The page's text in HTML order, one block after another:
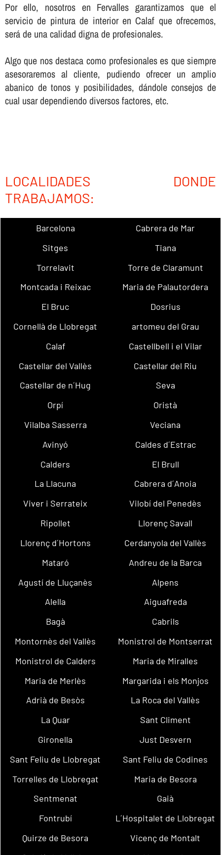
Por ello, nosotros en Fervalles garantizamos que el
servicio de pintura de interior en Calaf que ofrecemos,
será de una calidad digna de profesionales.
Algo que nos destaca como profesionales es que siempre
asesoraremos al cliente, pudiendo ofrecer un amplio
abanico de tonos y posibilidades, dándole consejos de
cual usar dependiendo diversos factores, etc.
LOCALIDADES DONDE
TRABAJAMOS:
Barcelona
Cabrera de Mar
Sitges
Tiana
Torrelavit
Torre de Claramunt
Montcada i Reixac
Maria de Palautordera
El Bruc
Dosrius
Cornellà de Llobregat
artomeu del Grau
Calaf
Castellbell i el Vilar
Castellar del Vallès
Castellar del Riu
Castellar de n´Hug
Seva
Orpí
Oristà
Vilalba Sasserra
Veciana
Avinyó
Caldes d´Estrac
Calders
El Brull
La Llacuna
Cabrera d´Anoia
Viver i Serrateix
Vilobí del Penedès
Ripollet
Llorenç Savall
Llorenç d´Hortons
Cerdanyola del Vallès
Mataró
Andreu de la Barca
Agustí de Lluçanès
Alpens
Alella
Aiguafreda
Bagà
Cabrils
Montornès del Vallès
Monistrol de Montserrat
Monistrol de Calders
Maria de Miralles
Maria de Merlès
Margarida i els Monjos
Adrià de Besòs
La Roca del Vallès
La Quar
Sant Climent
Gironella
Just Desvern
Sant Feliu de Llobregat
Sant Feliu de Codines
Torrelles de Llobregat
Maria de Besora
Sentmenat
Gaià
Fontrubí
L´Hospitalet de Llobregat
Quirze de Besora
Vicenç de Montalt